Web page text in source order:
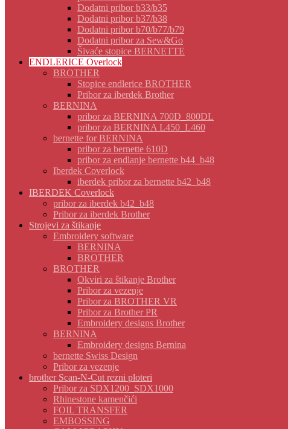
Dodatni pribor b33/b35
Dodatni pribor b37/b38
Dodatni pribor b70/b77/b79
Dodatni pribor za Sew&Go
Šivaće stopice BERNETTE
ENDLERICE Overlock
BROTHER
Stopice endlerice BROTHER
Pribor za iberdek Brother
BERNINA
pribor za BERNINA 700D_800DL
pribor za BERNINA L450_L460
bernette for BERNINA
pribor za bernette 610D
pribor za endlanje bernette b44_b48
Iberdek Coverlock
iberdek pribor za bernette b42_b48
IBERDEK Coverlock
pribor za iberdek b42_b48
Pribor za iberdek Brother
Strojevi za štikanje
Embroidery software
BERNINA
BROTHER
BROTHER
Okviri za štikanje Brother
Pribor za vezenje
Pribor za BROTHER VR
Pribor za Brother PR
Embroidery designs Brother
BERNINA
Embroidery designs Bernina
bernette Swiss Design
Pribor za vezenje
brother Scan-N-Cut rezni ploteri
Pribor za SDX1200_SDX1000
Rhinestone kamenčići
FOIL TRANSFER
EMBOSSING